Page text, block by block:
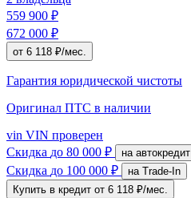
559 900 ₽
672 000 ₽
от 6 118 ₽/мес.
Гарантия юридической чистоты
Оригинал ПТС в наличии
vin VIN проверен
Скидка до 80 000 ₽ на автокредит
Скидка до 100 000 ₽
на Trade-In
Купить в кредит от 6 118 ₽/мес.